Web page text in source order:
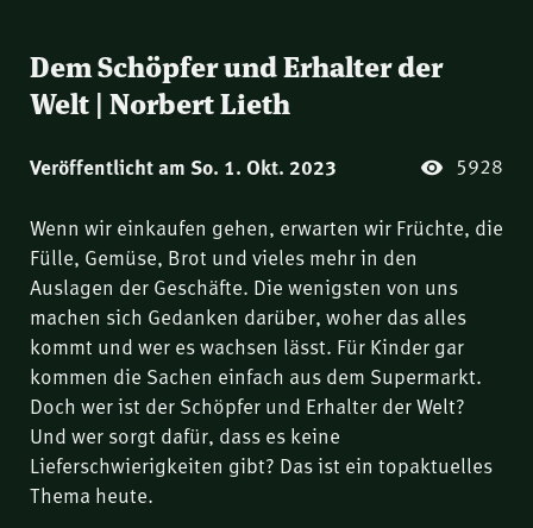
Dem Schöpfer und Erhalter der
Welt | Norbert Lieth
Veröffentlicht am So. 1. Okt. 2023 5928
Wenn wir einkaufen gehen, erwarten wir Früchte, die
Fülle, Gemüse, Brot und vieles mehr in den
Auslagen der Geschäfte. Die wenigsten von uns
machen sich Gedanken darüber, woher das alles
kommt und wer es wachsen lässt. Für Kinder gar
kommen die Sachen einfach aus dem Supermarkt.
Doch wer ist der Schöpfer und Erhalter der Welt?
Und wer sorgt dafür, dass es keine
Lieferschwierigkeiten gibt? Das ist ein topaktuelles
Thema heute.